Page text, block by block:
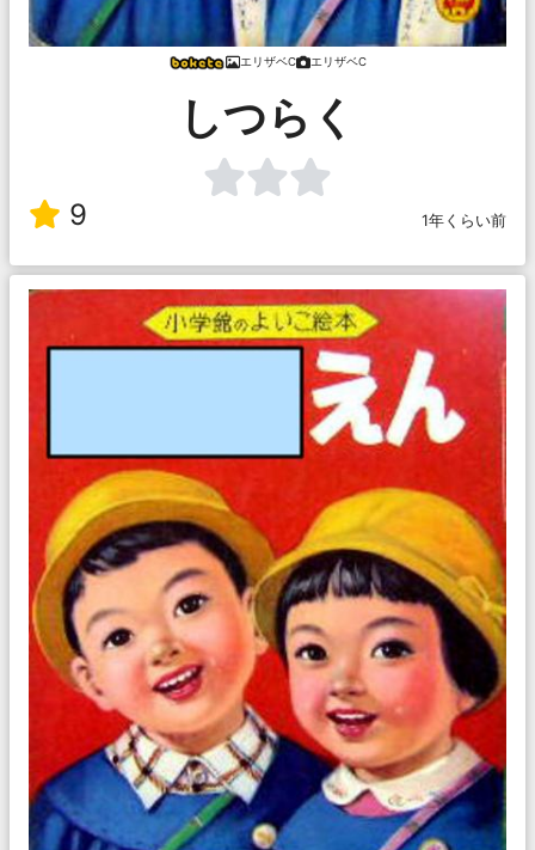
エリザベC エリザベC
しつらく
9 1年くらい前